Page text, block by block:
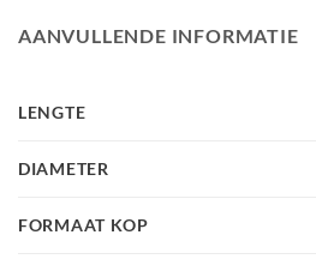
AANVULLENDE INFORMATIE
LENGTE
DIAMETER
FORMAAT KOP